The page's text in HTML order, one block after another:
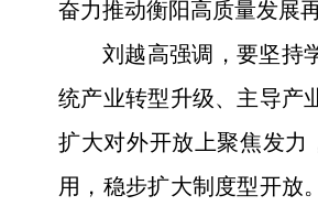
奋力推动衡阳高质量发展
刘越高强调，要坚持
统产业转型升级、主导产
扩大对外开放上聚焦发力
用，稳步扩大制度型开放